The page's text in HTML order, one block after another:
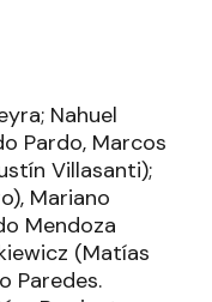
Nahuel
Pardo, Marcos
Villasanti);
Mariano
Mendoza
(Matías
Paredes.